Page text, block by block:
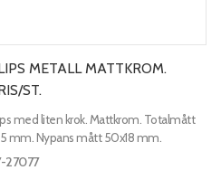
METALL MATTKROM.
ST.
med liten krok. Mattkrom. Totalmått
mm. Nypans mått 50x18 mm.
27077